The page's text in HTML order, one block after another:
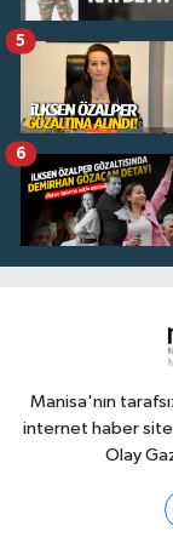
5
6
Manisa'nın
internet haber
Olay